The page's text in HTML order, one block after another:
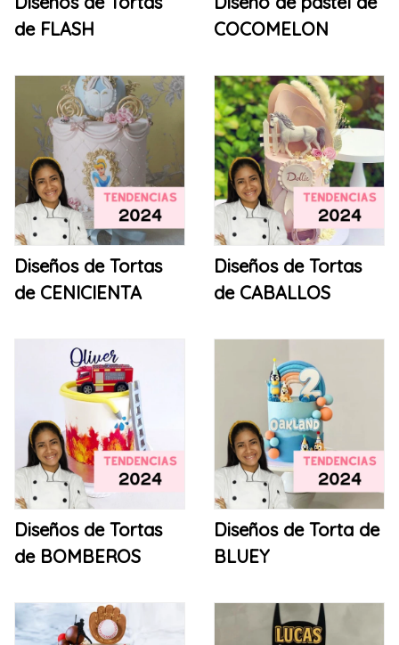
de FLASH
COCOMELON
Diseños de Tortas
de CENICIENTA
Diseños de Tortas
de CABALLOS
Diseños de Tortas
de BOMBEROS
Diseños de Torta de
BLUEY